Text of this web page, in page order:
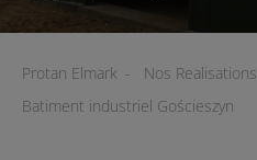
Protan Elmark - Nos Realisations
Batiment industriel Gościeszyn